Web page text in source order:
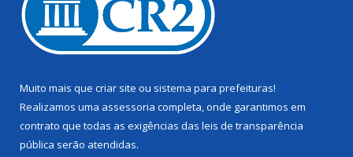
Muito mais que criar site ou sistema para prefeituras!
Realizamos uma assessoria completa, onde garantimos em
contrato que todas as exigências das leis de transparência
pública serão atendidas.